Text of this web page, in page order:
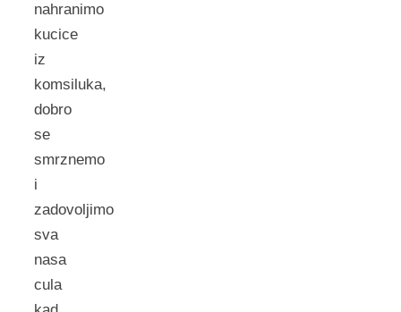
nahranimo
kucice
iz
komsiluka,
dobro
se
smrznemo
i
zadovoljimo
sva
nasa
cula